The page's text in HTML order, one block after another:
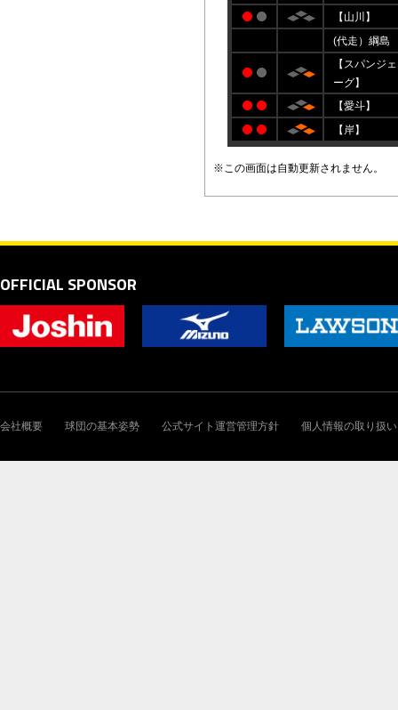
【山川】
(代走）綱島
【スパンジ
ーグ】
【愛斗】
【岸】
※この画面は自動更新されません。
OFFICIAL SPONSOR
会社概要 球団の基本姿勢 公式サイト運営管理方針 個人情報の取り扱い